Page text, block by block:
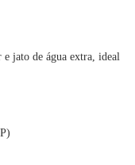
e jato de água extra, ideal